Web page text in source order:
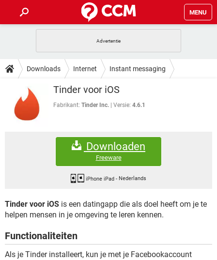
MENU
INSTAGRAM WINDOWS 10
NETFLIX CORONAVIRUS
GRATIS SNAPCHAT
TIKTOK
HOW-TO
VIDEOBELLEN
INSTAGRAM
NETFLIX
DOWNLOADS
VIDEOBELLEN GAMES
INSTAGRAM
CORONAVIRUS
SNAPCHAT
FORUM
WINDOWS 10
CORONAVIRUS
SNAPCHAT
GAMES
GRATIS SNAPCHAT
TIKTOK
Downloads Internet Instant messaging
Tinder voor iOS
Fabrikant: Tinder Inc. Versie: 4.6.1
Downloaden
Freeware
iPhone iPad - Nederlands
Tinder voor iOS is een datingapp die als doel heeft om je te
helpen mensen in je omgeving te leren kennen.
Functionaliteiten
Als je Tinder installeert, kun je met je Facebookaccount